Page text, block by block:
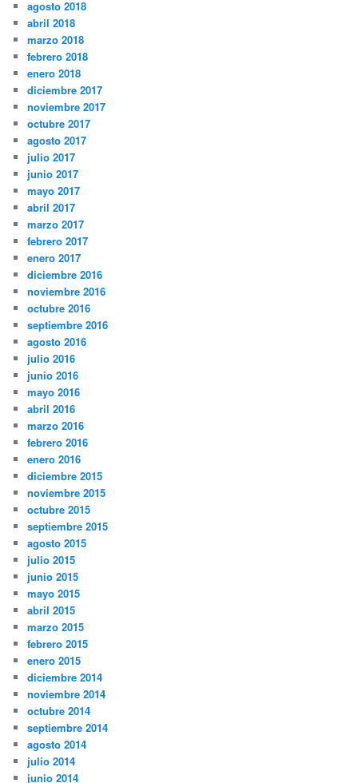
agosto 2018
abril 2018
marzo 2018
febrero 2018
enero 2018
diciembre 2017
noviembre 2017
octubre 2017
agosto 2017
julio 2017
junio 2017
mayo 2017
abril 2017
marzo 2017
febrero 2017
enero 2017
diciembre 2016
noviembre 2016
octubre 2016
septiembre 2016
agosto 2016
julio 2016
junio 2016
mayo 2016
abril 2016
marzo 2016
febrero 2016
enero 2016
diciembre 2015
noviembre 2015
octubre 2015
septiembre 2015
agosto 2015
julio 2015
junio 2015
mayo 2015
abril 2015
marzo 2015
febrero 2015
enero 2015
diciembre 2014
noviembre 2014
octubre 2014
septiembre 2014
agosto 2014
julio 2014
junio 2014